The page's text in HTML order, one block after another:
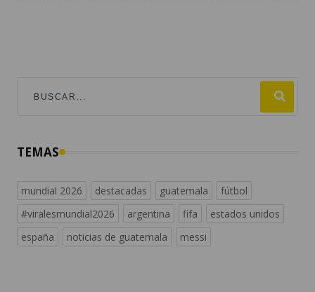
TEMAS
mundial 2026 destacadas guatemala
fútbol
#viralesmundial2026
argentina fifa
estados unidos
españa
noticias de guatemala messi